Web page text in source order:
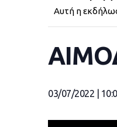
Αυτή η
03/07/2022 |